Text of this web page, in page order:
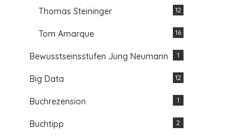
Thomas Steininger 12
Tom Amarque 16
Bewusstseinsstufen Jung Neumann 1
Big Data 12
Buchrezension 1
Buchtipp 2